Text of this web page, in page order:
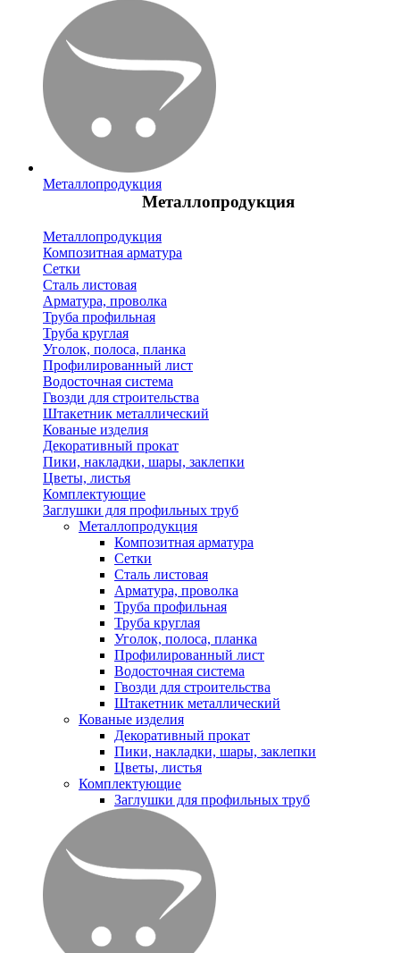
Металлопродукция
Металлопродукция
Металлопродукция
Композитная арматура
Сетки
Сталь листовая
Арматура, проволка
Труба профильная
Труба круглая
Уголок, полоса, планка
Профилированный лист
Водосточная система
Гвозди для строительства
Штакетник металлический
Кованые изделия
Декоративный прокат
Пики, накладки, шары, заклепки
Цветы, листья
Комплектующие
Заглушки для профильных труб
Металлопродукция
Композитная арматура
Сетки
Сталь листовая
Арматура, проволка
Труба профильная
Труба круглая
Уголок, полоса, планка
Профилированный лист
Водосточная система
Гвозди для строительства
Штакетник металлический
Кованые изделия
Декоративный прокат
Пики, накладки, шары, заклепки
Цветы, листья
Комплектующие
Заглушки для профильных труб